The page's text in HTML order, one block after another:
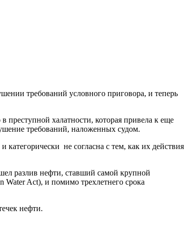
требований условного приговора, и теперь
халатности, которая привела к еще
требований, наложенных судом.
категорически не согласна с тем, как их действия
разлив нефти, ставший самой крупной
Water Act), и помимо трехлетнего срока
нефти.